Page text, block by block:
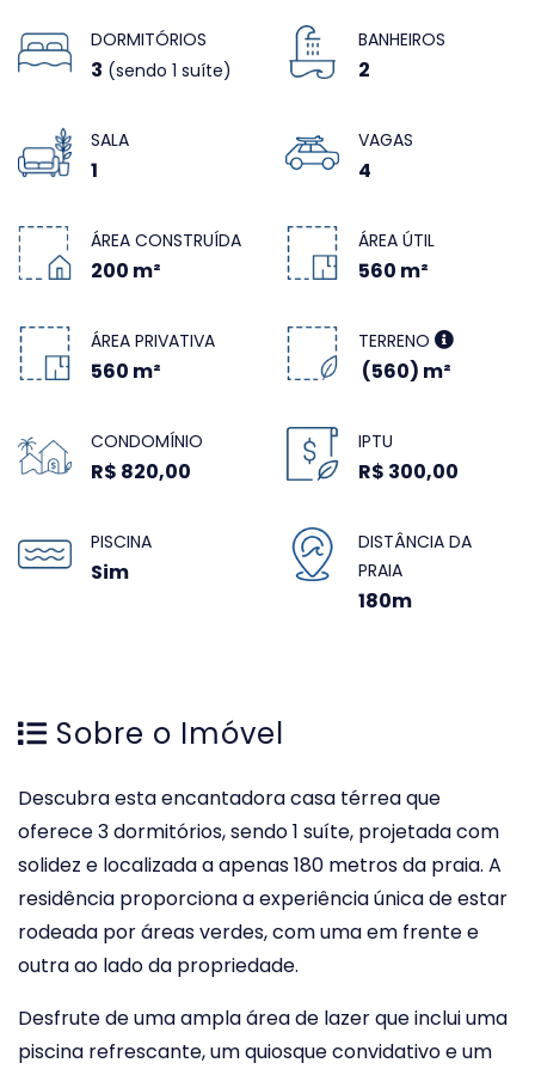
DORMITÓRIOS
3 (sendo 1 suíte)
BANHEIROS
2
SALA
1
VAGAS
4
ÁREA CONSTRUÍDA
200 m²
ÁREA ÚTIL
560 m²
ÁREA PRIVATIVA
560 m²
TERRENO
(560) m²
CONDOMÍNIO
R$ 820,00
IPTU
R$ 300,00
PISCINA
Sim
DISTÂNCIA DA
PRAIA
180m
Sobre o Imóvel
Descubra esta encantadora casa térrea que
oferece 3 dormitórios, sendo 1 suíte, projetada com
solidez e localizada a apenas 180 metros da praia. A
residência proporciona a experiência única de estar
rodeada por áreas verdes, com uma em frente e
outra ao lado da propriedade.
Desfrute de uma ampla área de lazer que inclui uma
piscina refrescante, um quiosque convidativo e um